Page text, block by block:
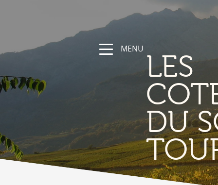
NATUR
Die Region
Wandern und Sportwege
Das Wallis mit Fahrrad und
Mountainbike
MENU
LES
DU